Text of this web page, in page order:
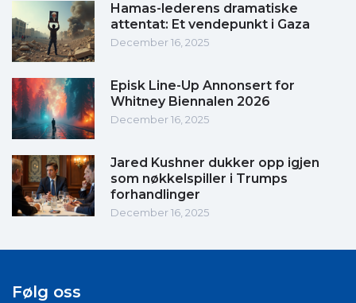
Hamas-lederens dramatiske
attentat: Et vendepunkt i Gaza
December 16, 2025
Episk Line-Up Annonsert for
Whitney Biennalen 2026
December 16, 2025
Jared Kushner dukker opp igjen
som nøkkelspiller i Trumps
forhandlinger
December 16, 2025
Følg oss